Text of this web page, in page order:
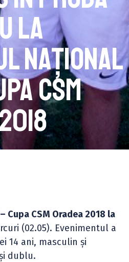
la
Național
CSM
Cupa CSM Oradea 2018 la
(02.05). Evenimentul a
14 ani, masculin și
dublu.